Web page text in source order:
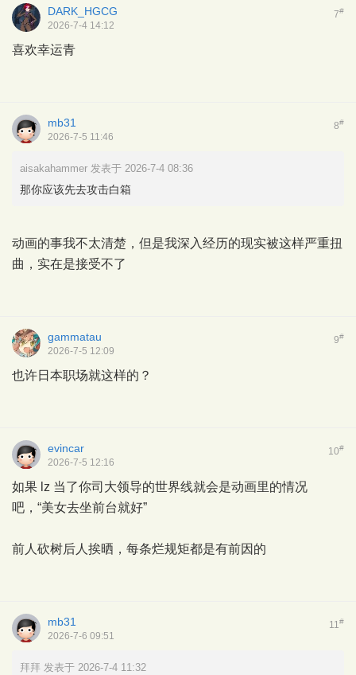
7#
DARK_HGCG
2026-7-4 14:12
喜欢幸运青
8#
mb31
2026-7-5 11:46
aisakahammer 发表于 2026-7-4 08:36
那你应该先去攻击白箱
动画的事我不太清楚，但是我深入经历的现实被这样严重扭
曲，实在是接受不了
9#
gammatau
2026-7-5 12:09
也许日本职场就这样的？
10#
evincar
2026-7-5 12:16
如果 lz 当了你司大领导的世界线就会是动画里的情况
吧，“美女去坐前台就好”
前人砍树后人挨晒，每条烂规矩都是有前因的
11#
mb31
2026-7-6 09:51
拜拜 发表于 2026-7-4 11:32